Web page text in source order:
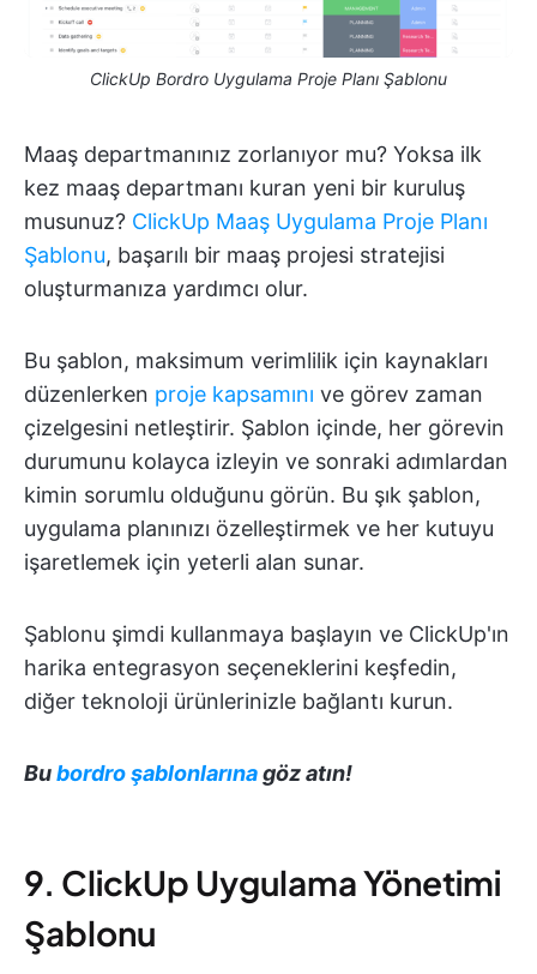
ClickUp Bordro Uygulama Proje Planı Şablonu
Maaş departmanınız zorlanıyor mu? Yoksa ilk
kez maaş departmanı kuran yeni bir kuruluş
musunuz? ClickUp Maaş Uygulama Proje Planı
Şablonu, başarılı bir maaş projesi stratejisi
oluşturmanıza yardımcı olur.
Bu şablon, maksimum verimlilik için kaynakları
düzenlerken proje kapsamını ve görev zaman
çizelgesini netleştirir. Şablon içinde, her görevin
durumunu kolayca izleyin ve sonraki adımlardan
kimin sorumlu olduğunu görün. Bu şık şablon,
uygulama planınızı özelleştirmek ve her kutuyu
işaretlemek için yeterli alan sunar.
Şablonu şimdi kullanmaya başlayın ve ClickUp'ın
harika entegrasyon seçeneklerini keşfedin,
diğer teknoloji ürünlerinizle bağlantı kurun.
Bubordro şablonlarınagöz atın!
9. ClickUp Uygulama Yönetimi
Şablonu